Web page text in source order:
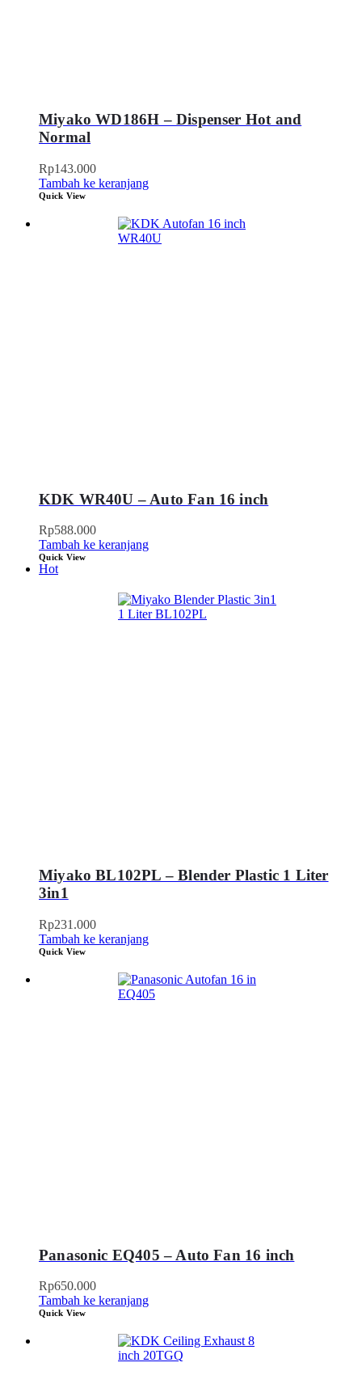
Miyako WD186H – Dispenser Hot and
Normal
Rp143.000
Tambah ke keranjang
Quick View
KDK WR40U – Auto Fan 16 inch
Rp588.000
Tambah ke keranjang
Quick View
Hot
Miyako BL102PL – Blender Plastic 1 Liter
3in1
Rp231.000
Tambah ke keranjang
Quick View
Panasonic EQ405 – Auto Fan 16 inch
Rp650.000
Tambah ke keranjang
Quick View